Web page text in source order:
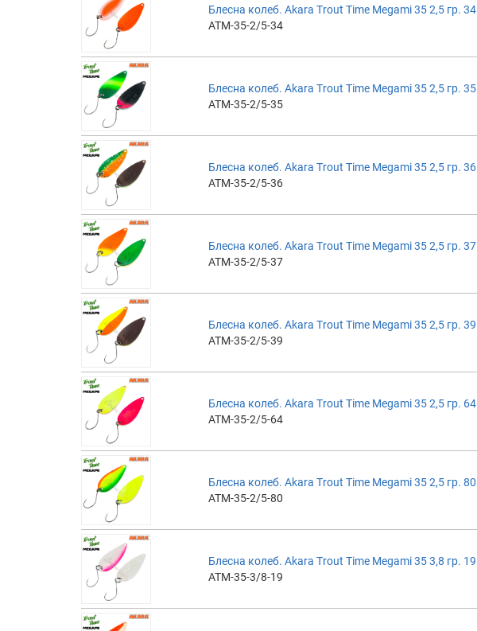
Блесна колеб. Akara Trout Time Megami 35 2,5 гр. 34
ATM-35-2/5-34
Блесна колеб. Akara Trout Time Megami 35 2,5 гр. 35
ATM-35-2/5-35
Блесна колеб. Akara Trout Time Megami 35 2,5 гр. 36
ATM-35-2/5-36
Блесна колеб. Akara Trout Time Megami 35 2,5 гр. 37
ATM-35-2/5-37
Блесна колеб. Akara Trout Time Megami 35 2,5 гр. 39
ATM-35-2/5-39
Блесна колеб. Akara Trout Time Megami 35 2,5 гр. 64
ATM-35-2/5-64
Блесна колеб. Akara Trout Time Megami 35 2,5 гр. 80
ATM-35-2/5-80
Блесна колеб. Akara Trout Time Megami 35 3,8 гр. 19
ATM-35-3/8-19